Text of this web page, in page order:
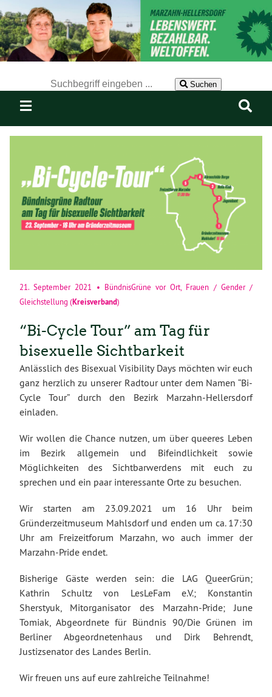
Suchen
21. September 2021 • BündnisGrüne vor Ort Frauen / Gender /
Gleichstellung (Kreisverband)
“Bi-Cycle Tour” am Tag für
bisexuelle Sichtbarkeit
Anlässlich des Bisexual Visibility Days möchten wir euch
ganz herzlich zu unserer Radtour unter dem Namen “Bi-
Cycle Tour” durch den Bezirk Marzahn-Hellersdorf
einladen.
Wir wollen die Chance nutzen, um über queeres Leben
im Bezirk allgemein und Bifeindlichkeit sowie
Möglichkeiten des Sichtbarwerdens mit euch zu
sprechen und ein paar interessante Orte zu besuchen.
Wir starten am 23.09.2021 um 16 Uhr beim
Gründerzeitmuseum Mahlsdorf und enden um ca. 17:30
Uhr am Freizeitforum Marzahn, wo auch immer der
Marzahn-Pride endet.
Bisherige Gäste werden sein: die LAG QueerGrün;
Kathrin Schultz von LesLeFam e.V.; Konstantin
Sherstyuk, Mitorganisator des Marzahn-Pride; June
Tomiak, Abgeordnete für Bündnis 90/Die Grünen im
Berliner Abgeordnetenhaus und Dirk Behrendt,
Justizsenator des Landes Berlin.
Wir freuen uns auf eure zahlreiche Teilnahme!